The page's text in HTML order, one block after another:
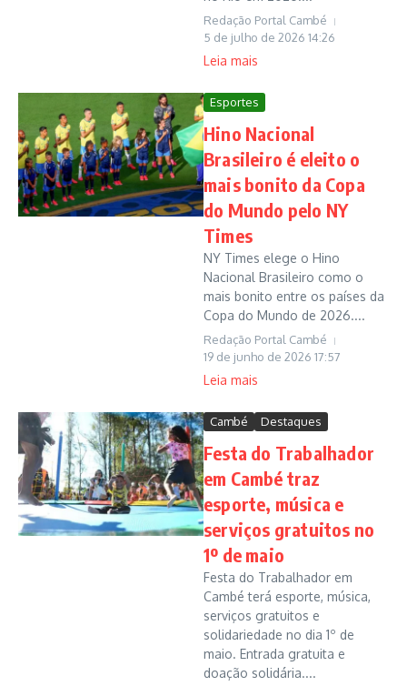
Redação Portal Cambé
5 de julho de 2026 14:26
Leia mais
Esportes
Hino Nacional
Brasileiro é eleito o
mais bonito da Copa
do Mundo pelo NY
Times
NY Times elege o Hino
Nacional Brasileiro como o
mais bonito entre os países da
Copa do Mundo de 2026....
Redação Portal Cambé
19 de junho de 2026 17:57
Leia mais
Cambé Destaques
Festa do Trabalhador
em Cambé traz
esporte, música e
serviços gratuitos no
1º de maio
Festa do Trabalhador em
Cambé terá esporte, música,
serviços gratuitos e
solidariedade no dia 1º de
maio. Entrada gratuita e
doação solidária....